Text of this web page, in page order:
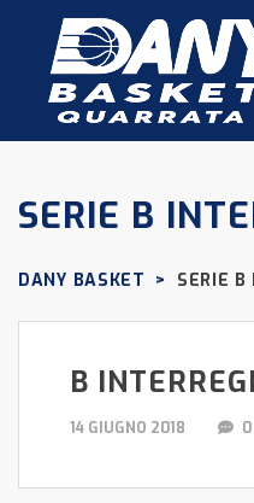
SERIE B
DANY BASKET > SERIE B
B
14 GIUGNO 2018 0